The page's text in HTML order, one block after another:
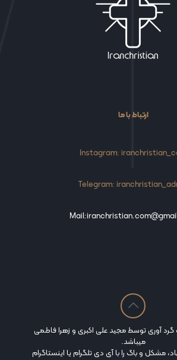
ارتباط با ما
Instagram:
Telegram:
آوری توسط مجید علی اکبری و زهرا فاطمی
میباشد.
مشکل و باگ را با آی دی تلگرام یا اینستاگرام